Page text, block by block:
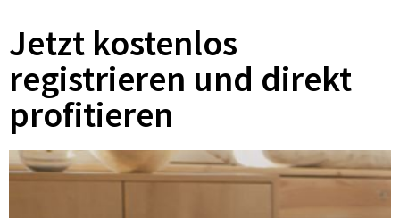
Jetzt kostenlos
registrieren und direkt
profitieren